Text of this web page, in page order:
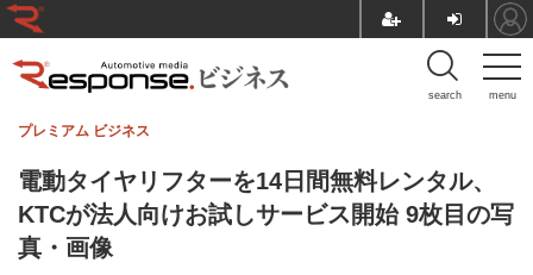
menu
search
電動タイヤリフターを14日間無料レンタル、
KTCが法人向けお試しサービス開始 9枚目の写
真・画像
プレミアム ビジネス